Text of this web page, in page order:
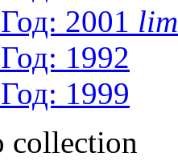
Год: 2001
Год: 1992
Год: 1999
collection